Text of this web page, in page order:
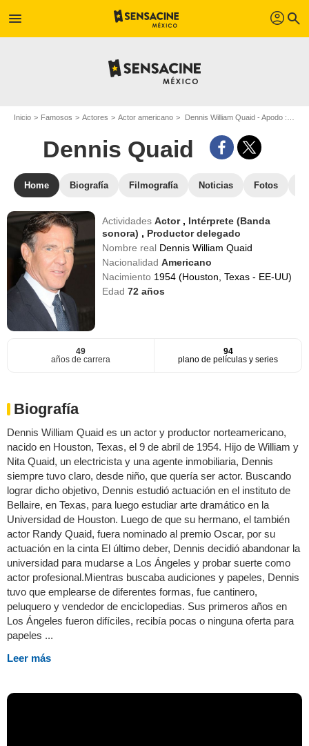
menu profil search
Inicio Famosos Actores Actor americano Dennis William Quaid - Apodo : Dennis Quaid
Dennis Quaid
Home Biografía Filmografía Noticias Fotos
ActividadesActor , Intérprete (Banda
sonora) , Productor delegado
Nombre real Dennis William Quaid
NacionalidadAmericano
Nacimiento 1954 (Houston, Texas - EE-UU)
Edad72 años
49
años de carrera
94
plano de películas y series
Biografía
Dennis William Quaid es un actor y productor norteamericano,
nacido en Houston, Texas, el 9 de abril de 1954. Hijo de William y
Nita Quaid, un electricista y una agente inmobiliaria, Dennis
siempre tuvo claro, desde niño, que quería ser actor. Buscando
lograr dicho objetivo, Dennis estudió actuación en el instituto de
Bellaire, en Texas, para luego estudiar arte dramático en la
Universidad de Houston. Luego de que su hermano, el también
actor Randy Quaid, fuera nominado al premio Oscar, por su
actuación en la cinta El último deber, Dennis decidió abandonar la
universidad para mudarse a Los Ángeles y probar suerte como
actor profesional.Mientras buscaba audiciones y papeles, Dennis
tuvo que emplearse de diferentes formas, fue cantinero,
peluquero y vendedor de enciclopedias. Sus primeros años en
Los Ángeles fueron difíciles, recibía pocas o ninguna oferta para
papeles ...
Leer más